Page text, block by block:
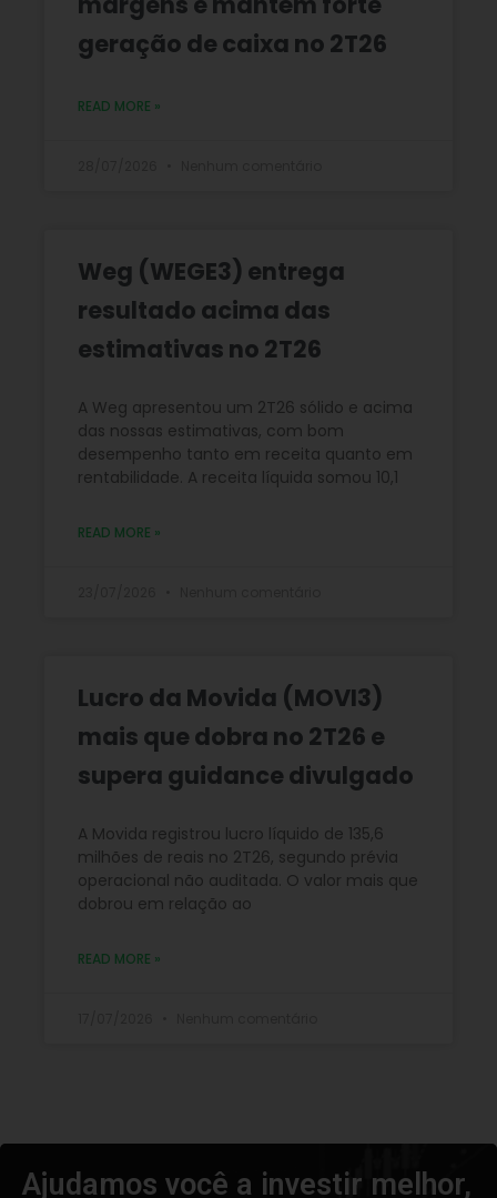
geração de caixa no 2T26
READ MORE »
Weg (WEGE3) entrega
resultado acima das
estimativas no 2T26
A Weg apresentou um 2T26 sólido e acima
das nossas estimativas, com bom
desempenho tanto em receita quanto em
rentabilidade. A receita líquida somou 10,1
READ MORE »
Lucro da Movida (MOVI3)
mais que dobra no 2T26 e
supera guidance divulgado
A Movida registrou lucro líquido de 135,6
milhões de reais no 2T26, segundo prévia
operacional não auditada. O valor mais que
dobrou em relação ao
READ MORE »
Ajudamos você a investir melhor,